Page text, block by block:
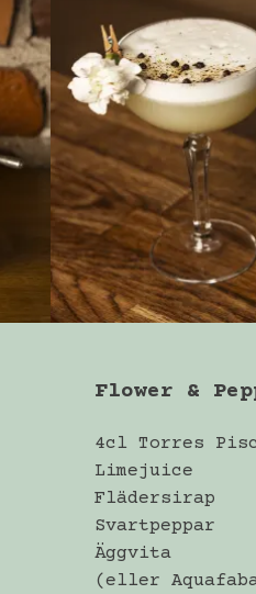
Flower &
4cl Torres
Limejuice
Flädersirap
Svartpeppar
Äggvita
(eller